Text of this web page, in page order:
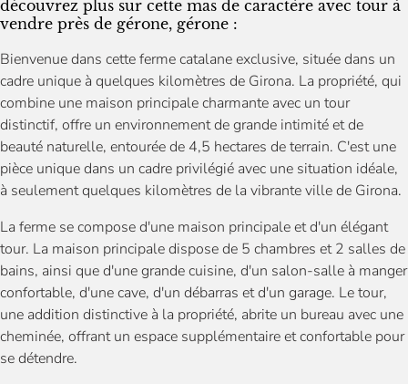
découvrez plus sur cette mas de caractère avec tour à
vendre près de gérone, gérone :
Bienvenue dans cette ferme catalane exclusive, située dans un
cadre unique à quelques kilomètres de Girona. La propriété, qui
combine une maison principale charmante avec un tour
distinctif, offre un environnement de grande intimité et de
beauté naturelle, entourée de 4,5 hectares de terrain. C'est une
pièce unique dans un cadre privilégié avec une situation idéale,
à seulement quelques kilomètres de la vibrante ville de Girona.
La ferme se compose d'une maison principale et d'un élégant
tour. La maison principale dispose de 5 chambres et 2 salles de
bains, ainsi que d'une grande cuisine, d'un salon-salle à manger
confortable, d'une cave, d'un débarras et d'un garage. Le tour,
une addition distinctive à la propriété, abrite un bureau avec une
cheminée, offrant un espace supplémentaire et confortable pour
se détendre.